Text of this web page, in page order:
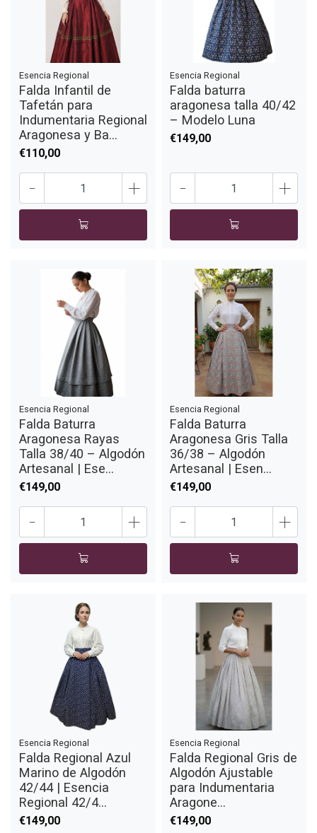
Esencia Regional
Falda Infantil de
Tafetán para
Indumentaria Regional
Aragonesa y Ba...
€110,00
- +
Esencia Regional
Falda baturra
aragonesa talla 40/42
– Modelo Luna
€149,00
- +
Esencia Regional
Falda Baturra
Aragonesa Rayas
Talla 38/40 – Algodón
Artesanal | Ese...
€149,00
- +
Esencia Regional
Falda Baturra
Aragonesa Gris Talla
36/38 – Algodón
Artesanal | Esen...
€149,00
- +
Esencia Regional
Falda Regional Azul
Marino de Algodón
42/44 | Esencia
Regional 42/4...
€149,00
Esencia Regional
Falda Regional Gris de
Algodón Ajustable
para Indumentaria
Aragone...
€149,00